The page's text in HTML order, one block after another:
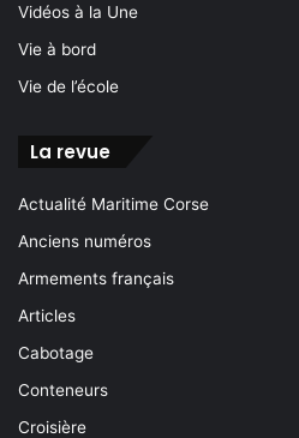
Vidéos à la Une
Vie à bord
Vie de l’école
La revue
Actualité Maritime Corse
Anciens numéros
Armements français
Articles
Cabotage
Conteneurs
Croisière